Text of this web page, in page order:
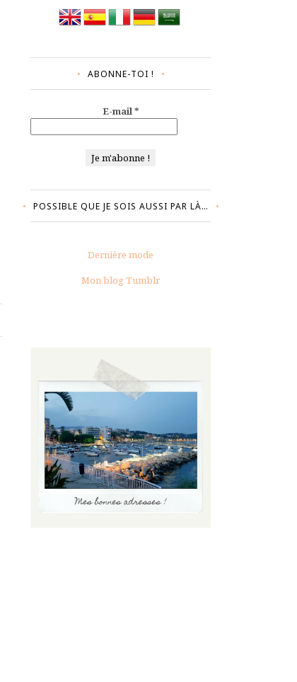
ABONNE-TOI !
E-mail*
POSSIBLE QUE JE SOIS AUSSI PAR LÀ…
Dernière mode
Mon blog Tumblr